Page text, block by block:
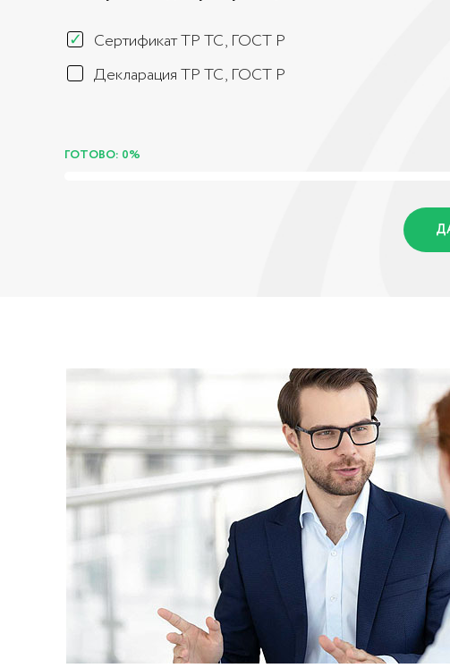
Сертификат ТР ТС, ГОСТ Р
Декларация ТР ТС, ГОСТ Р
ГОТОВО: 0%